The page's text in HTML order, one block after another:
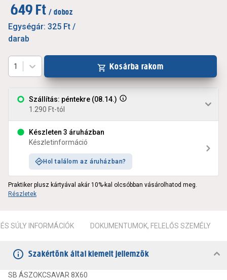
649 Ft / doboz
Egységár: 325 Ft /
darab
Szállítás: péntekre (08.14.)
1.290 Ft-tól
Készleten 3 áruházban
Készletinformáció
Hol találom az áruházban?
1 Kosárba rakom
Praktiker plusz kártyával akár 10%-kal olcsóbban vásárolhatod meg.
Részletek
SÚLY INFORMÁCIÓK DOKUMENTUMOK, FELELŐS SZEMÉLY
Szakértőnk által kiemelt jellemzők
SB ÁSZOKCSAVAR 8X60